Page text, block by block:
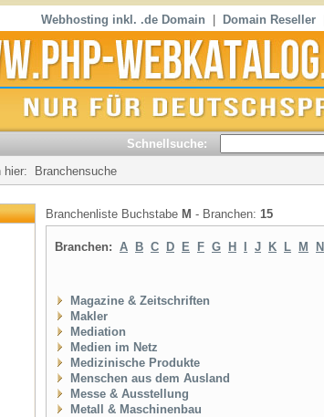
Webhosting inkl. .de Domain Domain Reseller
Schnellsuche:
hier: Branchensuche
Branchenliste Buchstabe M - Branchen: 15
Branchen: A B C D E F G H J K L M N
Magazine & Zeitschriften
Makler
Mediation
Medien im Netz
Medizinische Produkte
Menschen aus dem Ausland
Messe & Ausstellung
Metall & Maschinenbau